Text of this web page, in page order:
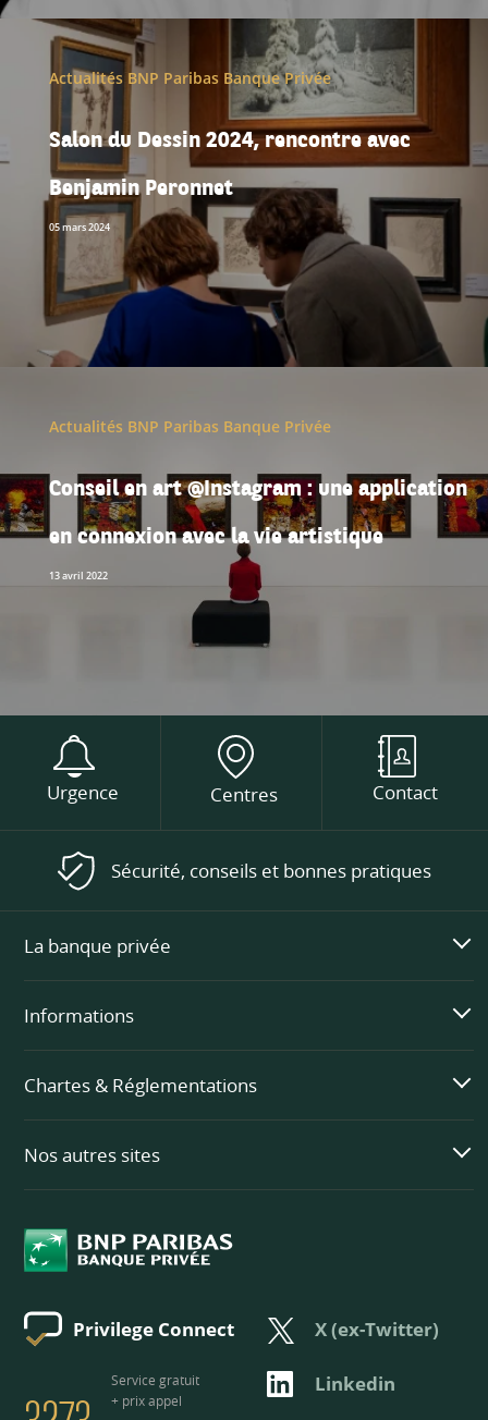
Actualités BNP Paribas Banque Privée
Salon du Dessin 2024, rencontre avec
Benjamin Peronnet
05 mars 2024
Actualités BNP Paribas Banque Privée
Conseil en art @Instagram : une application
en connexion avec la vie artistique
13 avril 2022
Urgence Centres Contact
Sécurité, conseils et bonnes pratiques
La banque privée
Informations
Chartes & Réglementations
Nos autres sites
Privilege Connect
Service gratuit
+ prix appel
X (ex-Twitter)
Linkedin